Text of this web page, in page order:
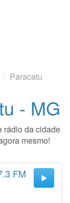
Paracatu
- MG
rádio da cidade
mesmo!
FM